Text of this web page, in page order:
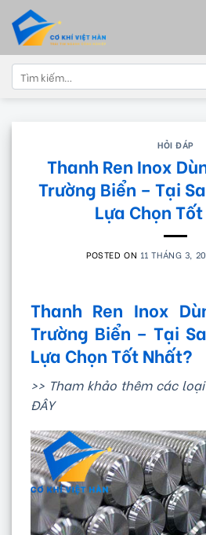
content
Tìm
kiếm:
HỎI ĐÁP
Thanh Ren Inox
Trường Biển – Tại
Lựa Chọn
POSTED ON 11 THÁNG 3,
Thanh Ren Inox
Trường Biển – Tại
Lựa Chọn Tốt Nhất?
>> Tham khảo thêm các
ĐÂY